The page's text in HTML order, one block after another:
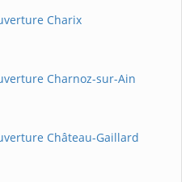
Charix
Charnoz-sur-Ain
Château-Gaillard